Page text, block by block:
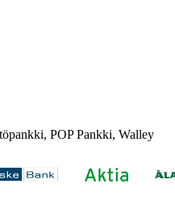
POP Pankki, Walley